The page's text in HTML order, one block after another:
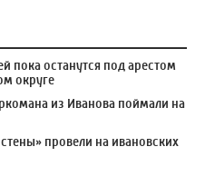
пока останутся под арестом
округе
из Иванова поймали на
провели на ивановских